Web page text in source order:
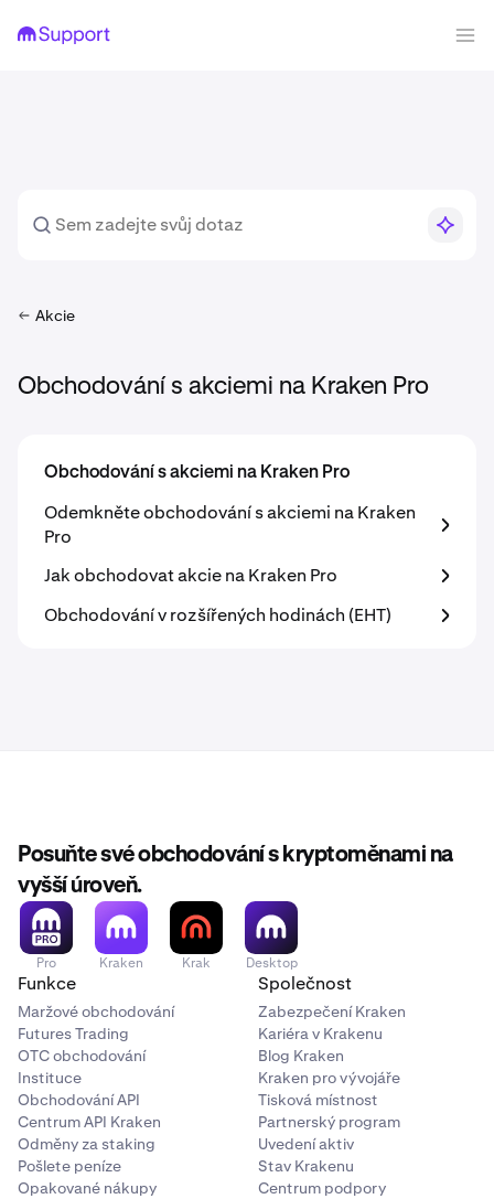
Akcie
Obchodování s akciemi na Kraken Pro
Obchodování s akciemi na Kraken Pro
Odemkněte obchodování s akciemi na Kraken
Pro
Jak obchodovat akcie na Kraken Pro
Obchodování v rozšířených hodinách (EHT)
Posuňte své obchodování s kryptoměnami na
vyšší úroveň.
Pro Kraken Krak Desktop
Funkce
Maržové obchodování
Futures Trading
OTC obchodování
Instituce
Obchodování API
Centrum API Kraken
Odměny za staking
Pošlete peníze
Opakované nákupy
Společnost
Zabezpečení Kraken
Kariéra v Krakenu
Blog Kraken
Kraken pro vývojáře
Tisková místnost
Partnerský program
Uvedení aktiv
Stav Krakenu
Centrum podpory